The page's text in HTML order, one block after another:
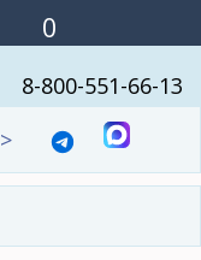
>
8-800-551-66-13
0